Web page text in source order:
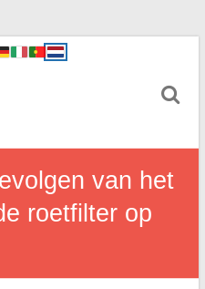
van het
roetfilter op